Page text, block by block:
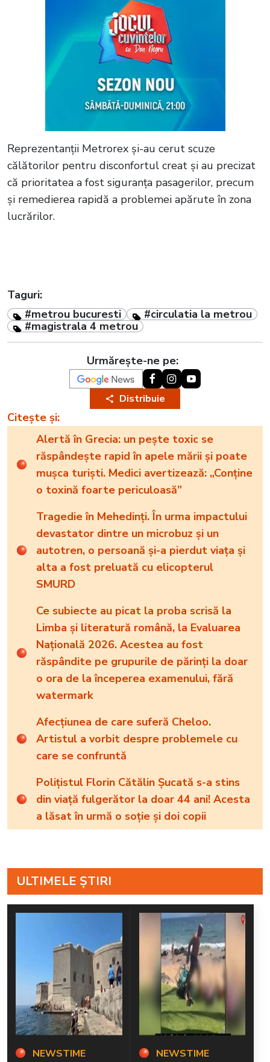
Reprezentanții Metrorex și-au cerut scuze
călătorilor pentru disconfortul creat și au precizat
că prioritatea a fost siguranța pasagerilor, precum
și remedierea rapidă a problemei apărute în zona
lucrărilor.
Taguri:
#metrou bucuresti
#circulatia la metrou
#magistrala 4 metrou
Urmărește-ne pe:
Distribuie
Citește și:
Alertă în Grecia: un pește toxic se
răspândește rapid în apele mării și poate
mușca turiști. Medici avertizează: „Conține
o toxină foarte periculoasă”
Tragedie în Mehedinți. În urma impactului
devastator dintre un microbuz și un
autotren, o persoană și-a pierdut viața și
alta a fost preluată cu elicopterul
SMURD
Ce subiecte au picat la proba scrisă la
Limba și literatură română, la Evaluarea
Națională 2026. Acestea au fost
răspândite pe grupurile de părinți la doar
o ora de la începerea examenului, fără
watermark
Afecțiunea de care suferă Cheloo.
Artistul a vorbit despre problemele cu
care se confruntă
Polițistul Florin Cătălin Șucată s-a stins
din viață fulgerător la doar 44 ani! Acesta
a lăsat în urmă o soție și doi copii
ULTIMELE ȘTIRI
NEWSTIME
NEWSTIME